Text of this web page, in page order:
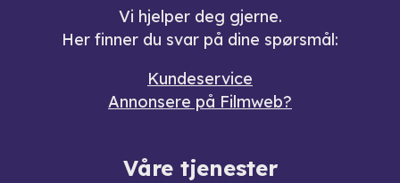
Vi hjelper deg gjerne.
Her finner du svar på dine spørsmål:
Kundeservice
Annonsere på Filmweb?
Våre tjenester